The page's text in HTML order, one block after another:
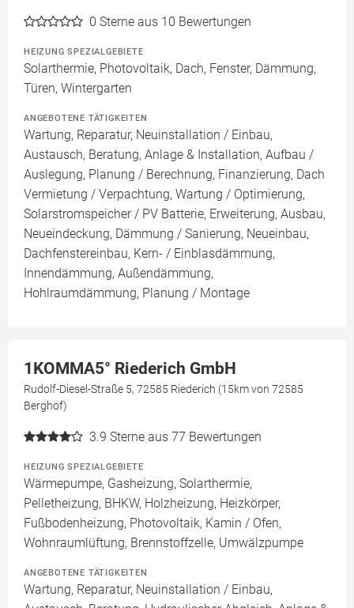
0 Sterne aus 10 Bewertungen
HEIZUNG SPEZIALGEBIETE
Solarthermie, Photovoltaik, Dach, Fenster, Dämmung,
Türen, Wintergarten
ANGEBOTENE TÄTIGKEITEN
Wartung, Reparatur, Neuinstallation / Einbau,
Austausch, Beratung, Anlage & Installation, Aufbau /
Auslegung, Planung / Berechnung, Finanzierung, Dach
Vermietung / Verpachtung, Wartung / Optimierung,
Solarstromspeicher / PV Batterie, Erweiterung, Ausbau,
Neueindeckung, Dämmung / Sanierung, Neueinbau,
Dachfenstereinbau, Kern- / Einblasdämmung,
Innendämmung, Außendämmung,
Hohlraumdämmung, Planung / Montage
1KOMMA5° Riederich GmbH
Rudolf-Diesel-Straße 5, 72585 Riederich (15km von 72585
Berghof)
3.9 Sterne aus 77 Bewertungen
HEIZUNG SPEZIALGEBIETE
Wärmepumpe, Gasheizung, Solarthermie,
Pelletheizung, BHKW, Holzheizung, Heizkörper,
Fußbodenheizung, Photovoltaik, Kamin / Ofen,
Wohnraumlüftung, Brennstoffzelle, Umwälzpumpe
ANGEBOTENE TÄTIGKEITEN
Wartung, Reparatur, Neuinstallation / Einbau,